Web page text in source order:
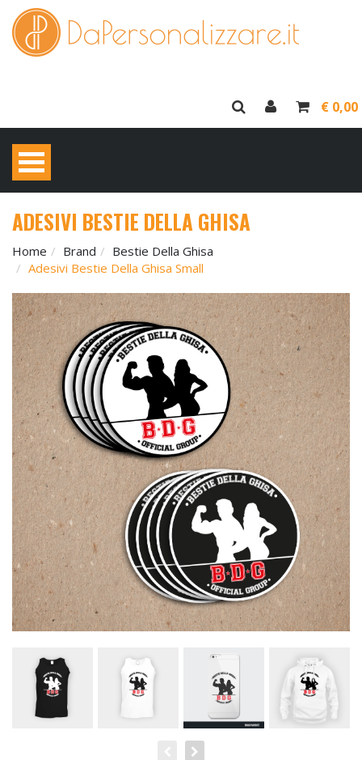
€ 0,00
ADESIVI BESTIE DELLA GHISA
Home Brand
Bestie Della Ghisa
Adesivi Bestie Della Ghisa Small